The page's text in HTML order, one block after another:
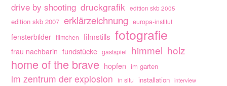
drive by shooting druckgrafik edition skb 2005
edition skb 2007 erklärzeichnung europa-institut
fensterbilder filmchen filmstills fotografie
frau nachbarin fundstücke gastspiel himmel holz
home of the brave hopfen im garten
im zentrum der explosion in situ installation interview